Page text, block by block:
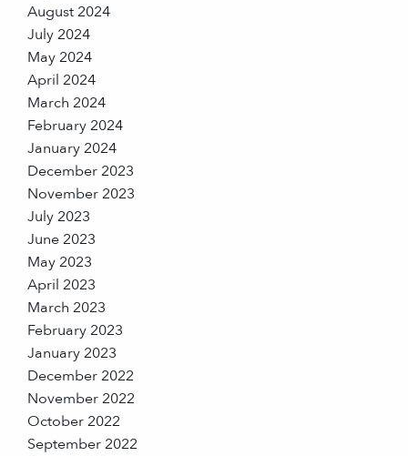
August 2024
July 2024
May 2024
April 2024
March 2024
February 2024
January 2024
December 2023
November 2023
July 2023
June 2023
May 2023
April 2023
March 2023
February 2023
January 2023
December 2022
November 2022
October 2022
September 2022